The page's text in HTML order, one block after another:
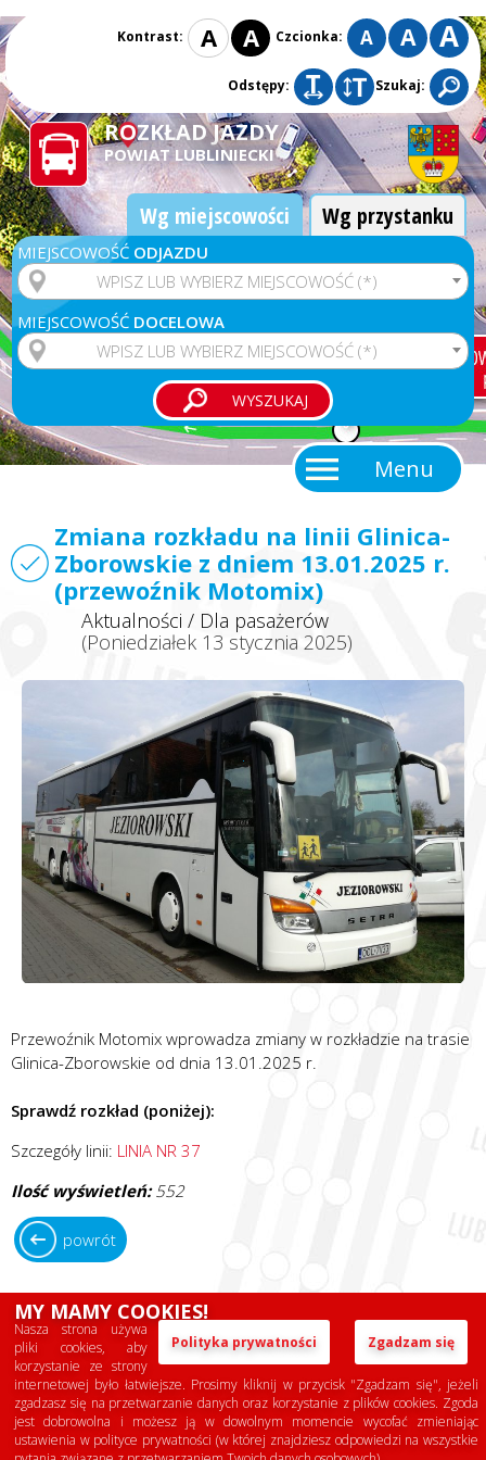
Kontrast: A A Czcionka: A A A
Odstępy: Szukaj:
ROZKŁAD JAZDY
POWIAT LUBLINIECKI
Wg miejscowości Wg przystanku
MIEJSCOWOŚĆ ODJAZDU
WPISZ LUB WYBIERZ MIEJSCOWOŚĆ (*)
MIEJSCOWOŚĆ DOCELOWA
WPISZ LUB WYBIERZ MIEJSCOWOŚĆ (*)
Menu
Zmiana rozkładu na linii Glinica-
Zborowskie z dniem 13.01.2025 r.
(przewoźnik Motomix)
Aktualności / Dla pasażerów
(Poniedziałek 13 stycznia 2025)
Przewoźnik Motomix wprowadza zmiany w rozkładzie na trasie
Glinica-Zborowskie od dnia 13.01.2025 r.
Sprawdź rozkład (poniżej):
Szczegóły linii: LINIA NR 37
Ilość wyświetleń:552
powrót
następny
Zmiana rozkładu na linii Lubliniec-Lipie Śląskie od dnia 04.12.2024 r. (przewoźnik Robert Opara) - Wtorek 3 grudnia 2024
poprzedni
Zmiana rozkładu na linii Lubliniec-Lipie Śląskie od dnia 23.01.2025 r. (przewoźnik Robert Opara) - Poniedziałek 13 stycznia 2025
MY MAMY COOKIES!
Polityka prywatności Zgadzam się
Nasza strona używa
pliki cookies, aby
korzystanie ze strony
internetowej było łatwiejsze. Prosimy kliknij w przycisk "Zgadzam się", jeżeli
zgadzasz się na przetwarzanie danych oraz korzystanie z plików cookies. Zgoda
jest dobrowolna i możesz ją w dowolnym momencie wycofać zmieniając
ustawienia w polityce prywatności (w której znajdziesz odpowiedzi na wszystkie